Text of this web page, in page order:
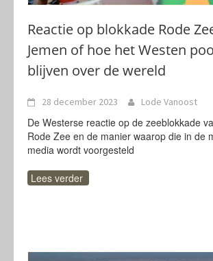
Reactie op blokkade Rode
Jemen of hoe het Westen
blijven over de wereld
28 december 2023 Lode Vanoost
De Westerse reactie op de zeeblokkade
Rode Zee en de manier waarop die in de
media wordt voorgesteld
Lees verder